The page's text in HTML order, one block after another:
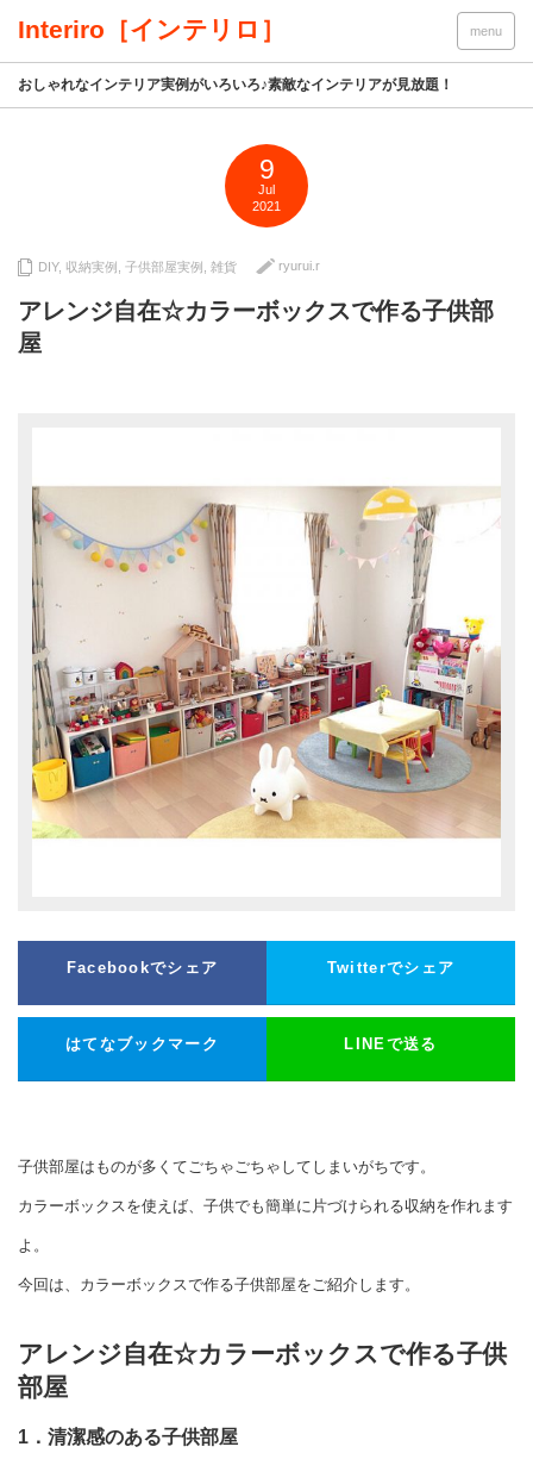
Interiro［インテリロ］ menu
おしゃれなインテリア実例がいろいろ♪素敵なインテリアが見放題！
9
Jul
2021
DIY, 収納実例 子供部屋実例 雑貨 ryurui.r
アレンジ自在☆カラーボックスで作る子供部
屋
Facebookでシェア Twitterでシェア
はてなブックマーク LINEで送る
子供部屋はものが多くてごちゃごちゃしてしまいがちです。
カラーボックスを使えば、子供でも簡単に片づけられる収納を作れます
よ。
今回は、カラーボックスで作る子供部屋をご紹介します。
アレンジ自在☆カラーボックスで作る子供
部屋
1．清潔感のある子供部屋